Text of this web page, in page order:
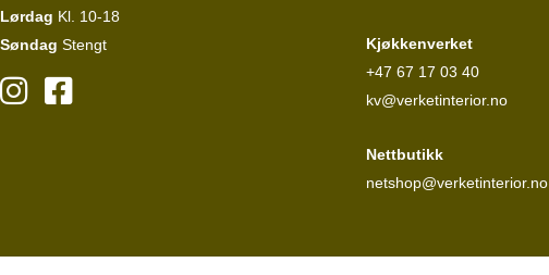
Lørdag Kl. 10-18
Søndag Stengt
Kjøkkenverket
+47 67 17 03 40
kv@verketinterior.no
Nettbutikk
netshop@verketinterior.no